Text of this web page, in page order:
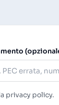
privacy policy.